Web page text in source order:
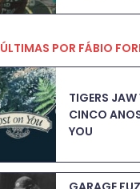
ÚLTIMAS POR FÁBIO
TIGERS
CINCO
YOU